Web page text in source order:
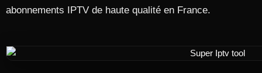
abonnements IPTV de haute qualité en France.